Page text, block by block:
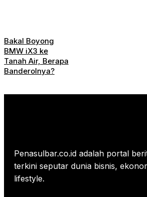
Bakal Boyong
BMW iX3 ke
Tanah Air, Berapa
Banderolnya?
Penasulbar.co.id adalah portal
terkini seputar dunia bisnis,
lifestyle.